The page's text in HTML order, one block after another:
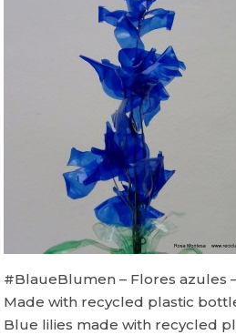
#BlaueBlumen – Flores azules
Made with recycled plastic
Blue lilies made with recycled